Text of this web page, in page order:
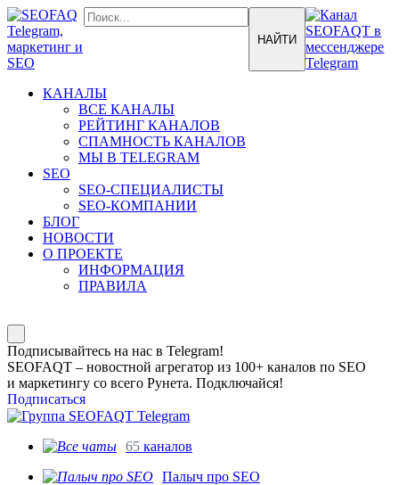
КАНАЛЫ
ВСЕ КАНАЛЫ
РЕЙТИНГ КАНАЛОВ
СПАМНОСТЬ КАНАЛОВ
МЫ В TELEGRAM
SEO
SEO-СПЕЦИАЛИСТЫ
SEO-КОМПАНИИ
БЛОГ
НОВОСТИ
О ПРОЕКТЕ
ИНФОРМАЦИЯ
ПРАВИЛА
Подписывайтесь на нас в Telegram!
SEOFAQT – новостной агрегатор из 100+ каналов по SEO
и маркетингу со всего Рунета. Подключайся!
Подписаться
65 каналов
Палыч про SEO